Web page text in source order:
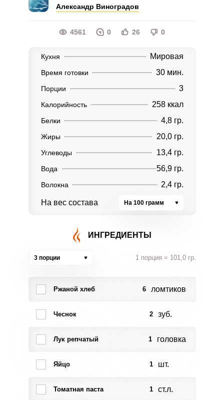
Александр Виноградов
4561 0 26 0
Кухня Мировая
Время готовки 30 мин.
Порции 3
Калорийность 258 ккал
Белки 4,8 гр.
Жиры 20,0 гр.
Углеводы 13,4 гр.
Вода 56,9 гр.
Волокна 2,4 гр.
На вес состава На 100 грамм
ИНГРЕДИЕНТЫ
3 порции 1 порция = 101,0 гр.
Ржаной хлеб 6 ломтиков
Чеснок 2 зуб.
Лук репчатый 1 головка
Яйцо 1 шт.
Томатная паста 1 ст.л.